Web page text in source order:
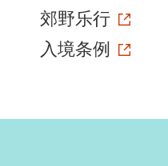
郊野乐行
入境条例